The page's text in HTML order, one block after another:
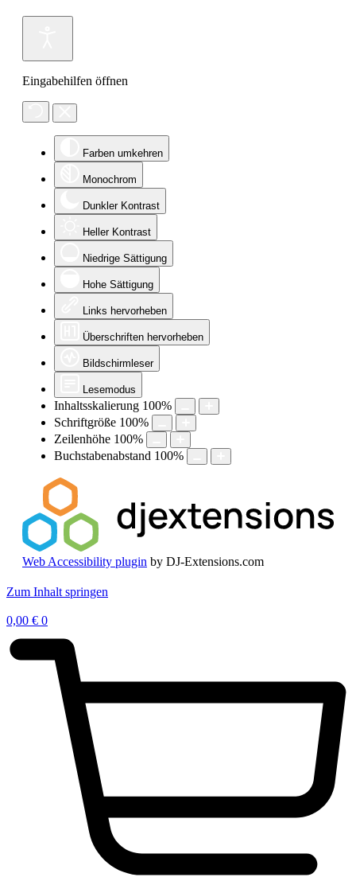
Eingabehilfen öffnen
Farben umkehren
Monochrom
Dunkler Kontrast
Heller Kontrast
Niedrige Sättigung
Hohe Sättigung
Links hervorheben
Überschriften hervorheben
Bildschirmleser
Lesemodus
Inhaltsskalierung 100%
Schriftgröße 100%
Zeilenhöhe 100%
Buchstabenabstand 100%
Web Accessibility plugin by DJ-Extensions.com
Zum Inhalt springen
0,00 € 0